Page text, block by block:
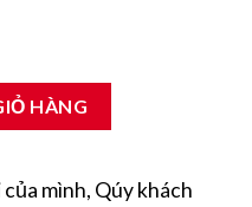
AC2910pro số lượng
HÀNG
mình, Qúy khách